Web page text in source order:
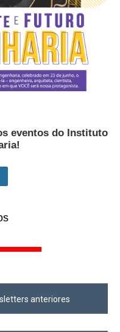
anteriores